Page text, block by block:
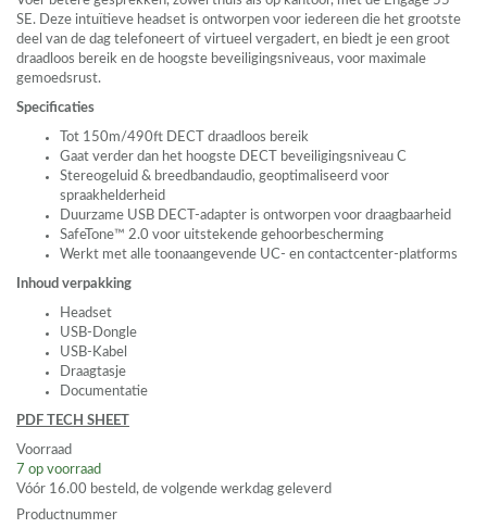
SE. Deze intuïtieve headset is ontworpen voor iedereen die het grootste
deel van de dag telefoneert of virtueel vergadert, en biedt je een groot
draadloos bereik en de hoogste beveiligingsniveaus, voor maximale
gemoedsrust.
Specificaties
Tot 150m/490ft DECT
draadloos bereik
Gaat verder dan het hoogste DECT
beveiligingsniveau C
Stereogeluid & breedbandaudio, geoptimaliseerd voor
spraakhelderheid
Duurzame USB DECT -adapter is ontworpen voor draagbaarheid
SafeTone™ 2.0 voor uitstekende gehoorbescherming
Werkt met alle toonaangevende UC- en contactcenter-platforms
Inhoud verpakking
Headset
USB-Dongle
USB-Kabel
Draagtasje
Documentatie
PDF TECH SHEET
Voorraad
7 op voorraad
Vóór 16.00 besteld, de volgende werkdag geleverd
Productnummer